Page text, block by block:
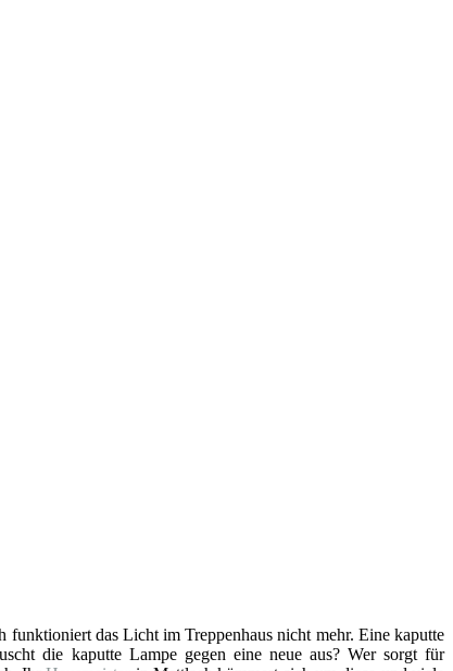
funktioniert das Licht im Treppenhaus nicht mehr. Eine kaputte
die kaputte Lampe gegen eine neue aus? Wer sorgt für